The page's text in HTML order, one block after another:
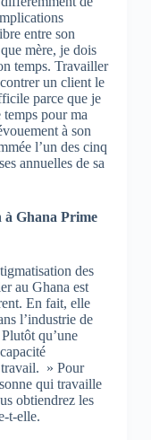
entre son
mère, je dois
temps. Travailler
un client le
parce que je
temps pour ma
à son
l’un des cinq
annuelles de sa
à Ghana Prime
des
au Ghana est
En fait, elle
l’industrie de
qu’une
» Pour
qui travaille
obtiendrez les
t-elle.